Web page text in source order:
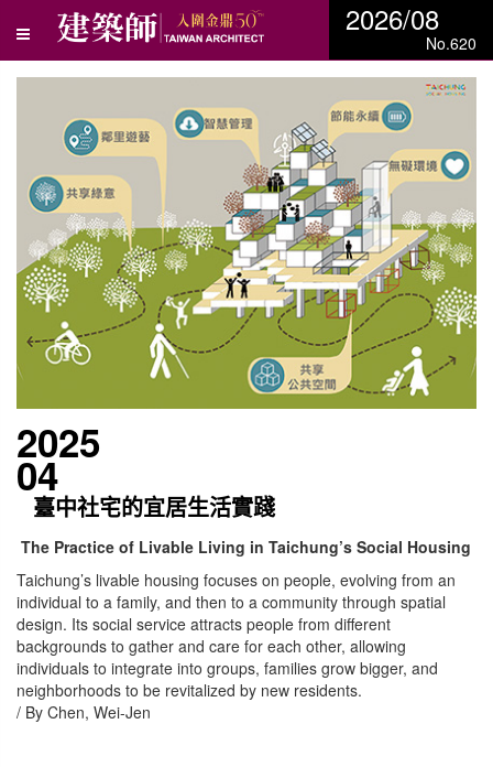
2026/08
No.620
2025
04
臺中社宅的宜居生活實踐
The Practice of Livable Living in Taichung’s Social Housing
Taichung’s livable housing focuses on people, evolving from an
individual to a family, and then to a community through spatial
design. Its social service attracts people from different
backgrounds to gather and care for each other, allowing
individuals to integrate into groups, families grow bigger, and
neighborhoods to be revitalized by new residents.
/ By Chen, Wei-Jen